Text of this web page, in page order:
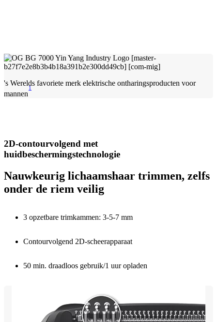
's Werelds favoriete merk elektrische ontharingsproducten voor
mannen
1
2D-contourvolgend met
huidbeschermingstechnologie
Nauwkeurig lichaamshaar trimmen, zelfs
onder de riem veilig
3 opzetbare trimkammen: 3-5-7 mm
Contourvolgend 2D-scheerapparaat
50 min. draadloos gebruik/1 uur opladen